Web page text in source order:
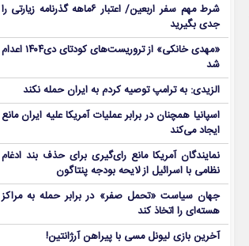
شرط مهم سفر اربعین/ اعتبار ۶ماهه گذرنامه زیارتی را
جدی بگیرید
«مهدی خانکی» از تروریست‌های کودتای دی۱۴۰۴ اعدام
شد
الزیدی: به ترامپ توصیه کردم به ایران حمله نکند
اسپانیا همچنان در برابر عملیات آمریکا علیه ایران مانع
ایجاد می‌کند
نمایندگان آمریکا مانع رای‌گیری برای حذف بند ادغام
نظامی با اسرائیل از لایحه بودجه پنتاگون
جهان سیاست «تحمل صفر» در برابر حمله به مراکز
هسته‌ای را اتخاذ کند
آخرین بازی لیونل مسی با پیراهن آرژانتین!